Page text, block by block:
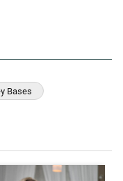
Bases
"Milei, listo para 'atajar'
artículo de tendencia